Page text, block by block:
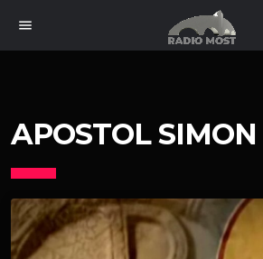
menu
APOSTOL SIMON